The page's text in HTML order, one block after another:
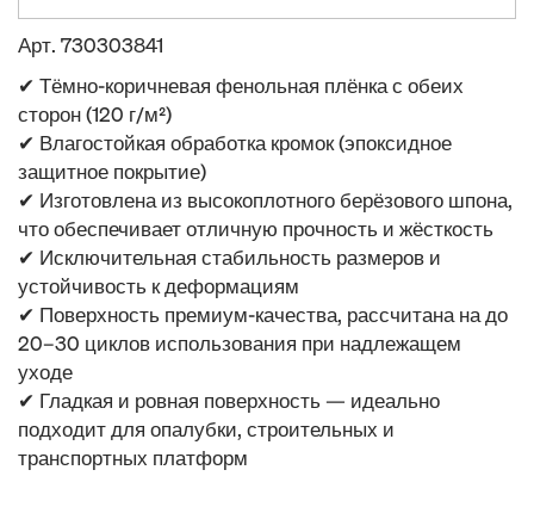
Арт. 730303841
✔ Тёмно-коричневая фенольная плёнка с обеих
сторон (120 г/м²)
✔ Влагостойкая обработка кромок (эпоксидное
защитное покрытие)
✔ Изготовлена из высокоплотного берёзового шпона,
что обеспечивает отличную прочность и жёсткость
✔ Исключительная стабильность размеров и
устойчивость к деформациям
✔ Поверхность премиум-качества, рассчитана на до
20–30 циклов использования при надлежащем
уходе
✔ Гладкая и ровная поверхность — идеально
подходит для опалубки, строительных и
транспортных платформ